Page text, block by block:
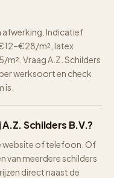
afwerking. Indicatief
m², latex
Vraag A.Z. Schilders
werksoort en check
is.
Schilders B.V.?
website of telefoon. Of
van meerdere schilders
direct naast de